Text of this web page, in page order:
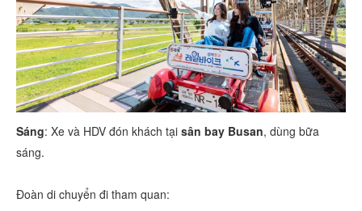
Sáng: Xe và HDV đón khách tại sân bay Busan, dùng bữa
sáng.
Đoàn di chuyển đi tham quan: